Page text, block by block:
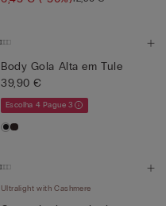
Body Gola Alta em Tule
39,90 €
Escolha 4 Pague 3
Ultralight with Cashmere